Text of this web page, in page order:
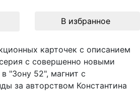
В избранное
карточек с описанием
с совершенно новыми
"Зону 52", магнит с
за авторством Константина